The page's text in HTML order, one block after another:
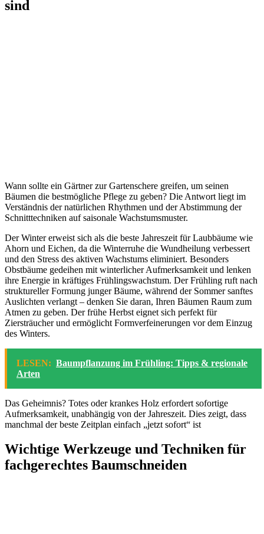
sind
Wann sollte ein Gärtner zur Gartenschere greifen, um seinen
Bäumen die bestmögliche Pflege zu geben? Die Antwort liegt im
Verständnis der natürlichen Rhythmen und der Abstimmung der
Schnitttechniken auf saisonale Wachstumsmuster.
Der Winter erweist sich als die beste Jahreszeit für Laubbäume wie
Ahorn und Eichen, da die Winterruhe die Wundheilung verbessert
und den Stress des aktiven Wachstums eliminiert. Besonders
Obstbäume gedeihen mit winterlicher Aufmerksamkeit und lenken
ihre Energie in kräftiges Frühlingswachstum. Der Frühling ruft nach
struktureller Formung junger Bäume, während der Sommer sanftes
Auslichten verlangt – denken Sie daran, Ihren Bäumen Raum zum
Atmen zu geben. Der frühe Herbst eignet sich perfekt für
Ziersträucher und ermöglicht Formverfeinerungen vor dem Einzug
des Winters.
LESEN: Baumpflanzung im Frühling: Tipps & regionale
Arten
Das Geheimnis? Totes oder krankes Holz erfordert sofortige
Aufmerksamkeit, unabhängig von der Jahreszeit. Dies zeigt, dass
manchmal der beste Zeitplan einfach „jetzt sofort“ ist
Wichtige Werkzeuge und Techniken für
fachgerechtes Baumschneiden